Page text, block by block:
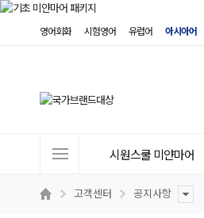
영어회화 시험영어 유럽어 아시아어
트
시원스쿨 미얀마어
고객센터 공지사항